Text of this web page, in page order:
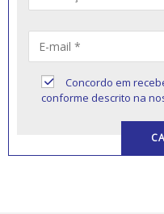
Concordo em
conforme descrito na